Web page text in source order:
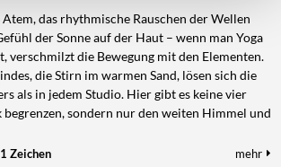
das rhythmische Rauschen der Wellen
der Sonne auf der Haut – wenn man Yoga
verschmilzt die Bewegung mit den Elementen.
die Stirn im warmen Sand, lösen sich die
als in jedem Studio. Hier gibt es keine vier
begrenzen, sondern nur den weiten Himmel und
Zeichen mehr